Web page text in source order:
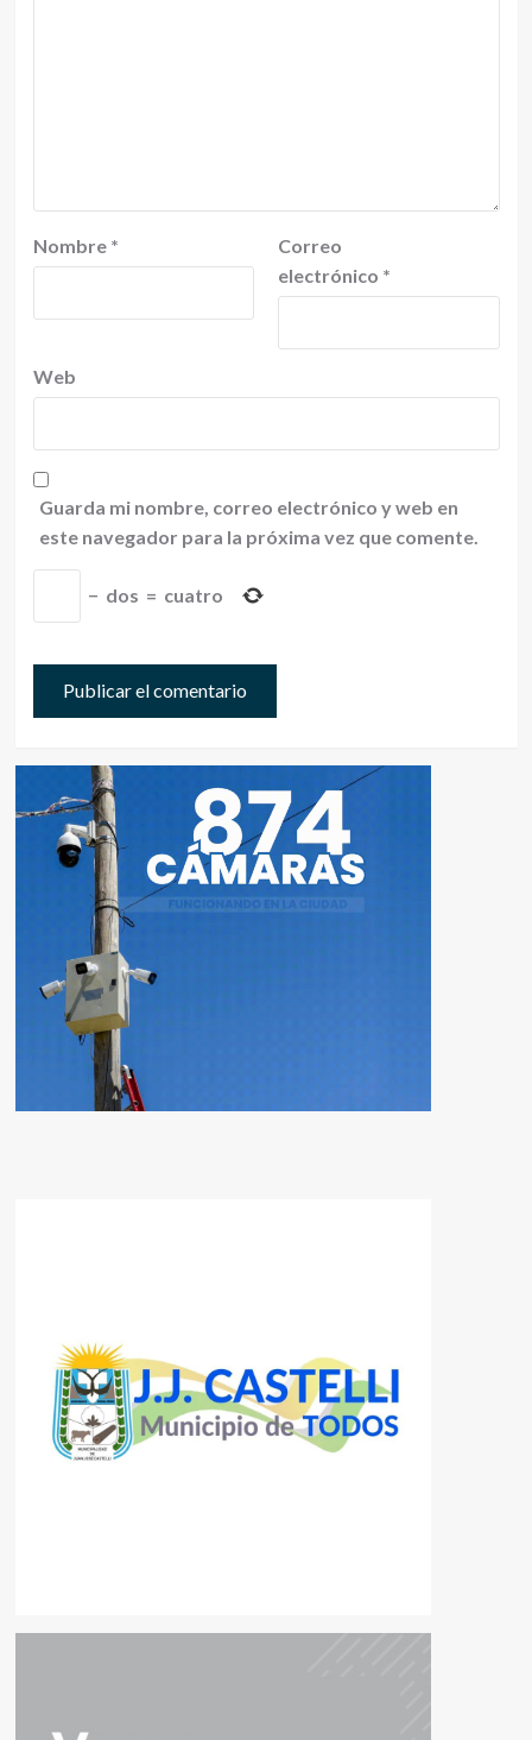
Nombre *
Correo
electrónico *
Web
Guarda mi nombre, correo electrónico y web en
este navegador para la próxima vez que comente.
− dos = cuatro